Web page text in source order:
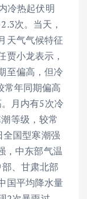
冷热起伏明
次。当天，
天气气候特征
贾小龙表示，
至偏高，但冷
年同期偏高
月内有5次冷
等级，较常
国型寒潮强
，中东部气温
、甘肃北部
国平均降水量